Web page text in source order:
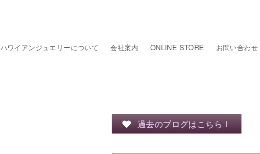
ハワイアンジュエリーについて 会社案内 ONLINE STORE お問い合わせ
過去のブログはこちら！